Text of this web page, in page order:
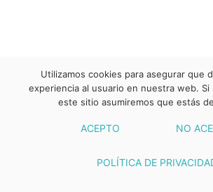
Utilizamos cookies para asegurar que
experiencia al usuario en nuestra web. Si
este sitio asumiremos que estás
ACEPTO NO
POLÍTICA DE